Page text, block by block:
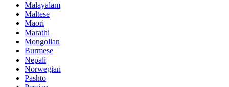
Malayalam
Maltese
Maori
Marathi
Mongolian
Burmese
Nepali
Norwegian
Pashto